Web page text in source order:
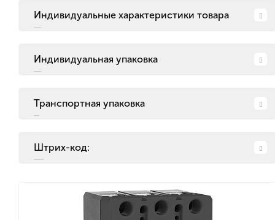
Индивидуальные характеристики товара
Индивидуальная упаковка
Транспортная упаковка
Штрих-код: